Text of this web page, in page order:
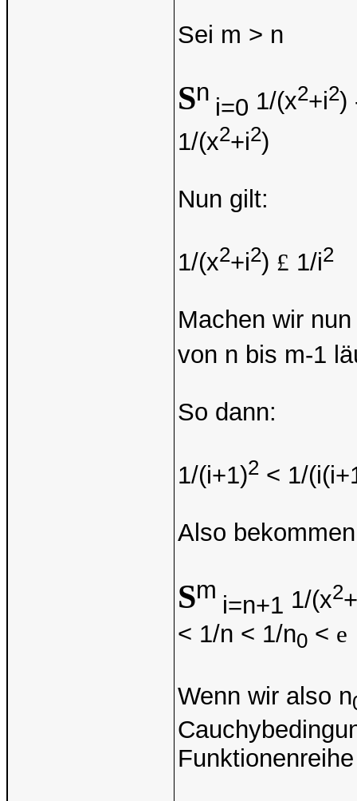
Sei m > n
Sn
i=0 1/(x2+i2)
1/(x2+i2)
Nun gilt:
1/(x2+i2) £ 1/i2
Machen wir
von n bis m-1
So dann:
1/(i+1)2 < 1/
Also
Sm
i=n+1 1/(x2
< 1/n < 1/n0 < e
Wenn wir also n